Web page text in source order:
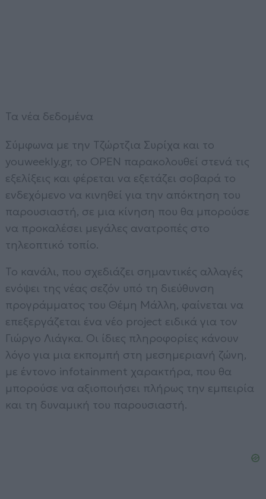
Τα νέα δεδομένα
Σύμφωνα με την Τζώρτζια Συρίχα και το
youweekly.gr, το OPEN παρακολουθεί στενά τις
εξελίξεις και φέρεται να εξετάζει σοβαρά το
ενδεχόμενο να κινηθεί για την απόκτηση του
παρουσιαστή, σε μια κίνηση που θα μπορούσε
να προκαλέσει μεγάλες ανατροπές στο
τηλεοπτικό τοπίο.
Το κανάλι, που σχεδιάζει σημαντικές αλλαγές
ενόψει της νέας σεζόν υπό τη διεύθυνση
προγράμματος του Θέμη Μάλλη, φαίνεται να
επεξεργάζεται ένα νέο project ειδικά για τον
Γιώργο Λιάγκα. Οι ίδιες πληροφορίες κάνουν
λόγο για μια εκπομπή στη μεσημεριανή ζώνη,
με έντονο infotainment χαρακτήρα, που θα
μπορούσε να αξιοποιήσει πλήρως την εμπειρία
και τη δυναμική του παρουσιαστή.